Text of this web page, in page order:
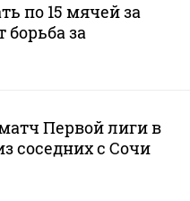
по 15 мячей за
борьба за
Первой лиги в
соседних с Сочи